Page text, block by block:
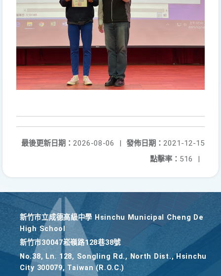
發佈日期： 2021-12-15
最後更新日期： 2026-08-06
點擊率： 516
新竹巿立成德高級中學 Hsinchu Municipal Cheng De
High School
新竹巿30047崧嶺路128巷38號
No.38, Ln. 128, Songling Rd., North Dist., Hsinchu
City 300079, Taiwan (R.O.C.)